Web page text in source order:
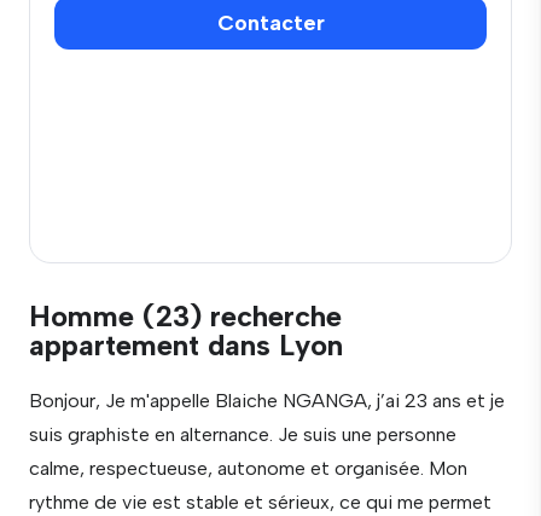
Contacter
Homme (23) recherche
appartement dans Lyon
Bonjour, Je m'appelle Blaiche NGANGA, j’ai 23 ans et je
suis graphiste en alternance. Je suis une personne
calme, respectueuse, autonome et organisée. Mon
rythme de vie est stable et sérieux, ce qui me permet